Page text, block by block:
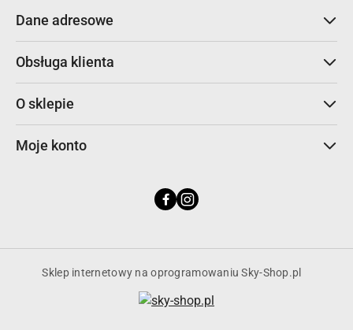
Dane adresowe
Obsługa klienta
O sklepie
Moje konto
Sklep internetowy na oprogramowaniu Sky-Shop.pl